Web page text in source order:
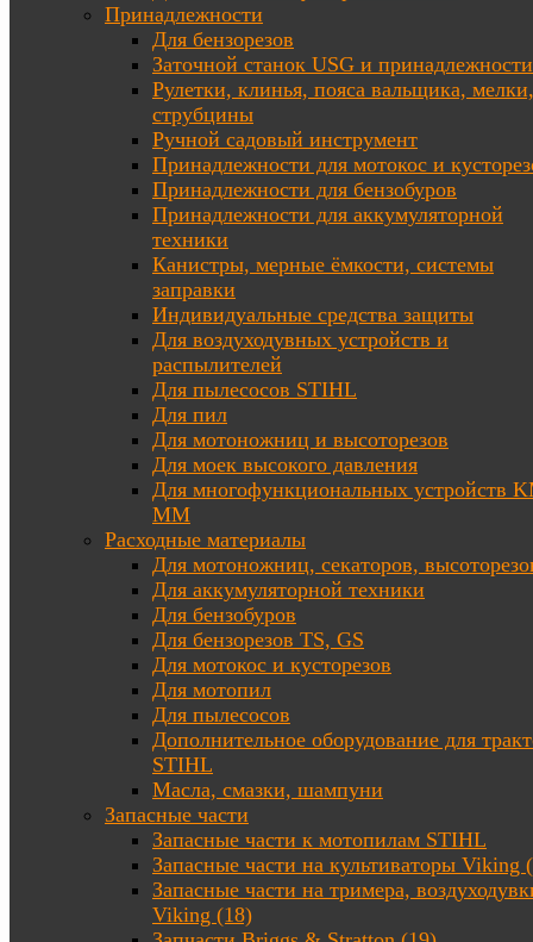
Принадлежности
Для бензорезов
Заточной станок USG и принадлежности
Рулетки, клинья, пояса вальщика, мелки,
струбцины
Ручной садовый инструмент
Принадлежности для мотокос и
Принадлежности для бензобуров
Принадлежности для аккумуляторной
техники
Канистры, мерные ёмкости, системы
заправки
Индивидуальные средства защиты
Для воздуходувных устройств и
распылителей
Для пылесосов STIHL
Для пил
Для мотоножниц и высоторезов
Для моек высокого давления
Для многофункциональных устройств
MM
Расходные материалы
Для мотоножниц, секаторов,
Для аккумуляторной техники
Для бензобуров
Для бензорезов TS, GS
Для мотокос и кусторезов
Для мотопил
Для пылесосов
Дополнительное оборудование для
STIHL
Масла, смазки, шампуни
Запасные части
Запасные части к мотопилам STIHL
Запасные части на культиваторы Viking
Запасные части на тримера,
Viking (18)